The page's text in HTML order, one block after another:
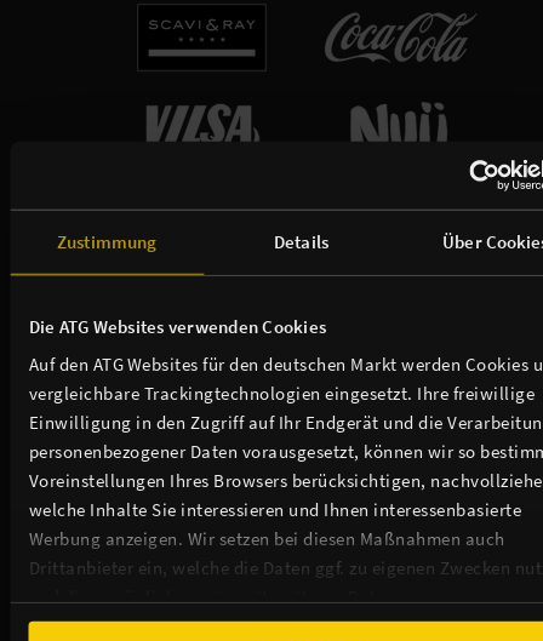
Zustimmung Details Über
Die ATG Websites verwenden Cookies
Auf den ATG Websites für den deutschen Markt werden Cookies
vergleichbare Trackingtechnologien eingesetzt. Ihre freiwillige
Einwilligung in den Zugriff auf Ihr Endgerät und die
personenbezogener Daten vorausgesetzt, können wir so
Voreinstellungen Ihres Browsers berücksichtigen,
welche Inhalte Sie interessieren und Ihnen interessenbasierte
Werbung anzeigen. Wir setzen bei diesen Maßnahmen auch
Drittanbieter ein, welche die Daten ggf. zu eigenen Zwecken
führen. Weitere Informationen, insbesondere zur Speicherdauer,
Der Admiralspalast ist Mitglied von: